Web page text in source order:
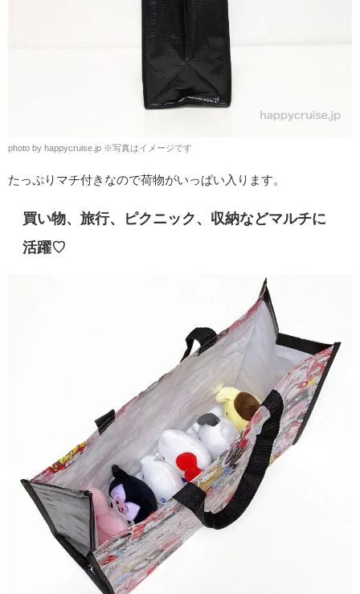
photo by happycruise.jp ※写真はイメージです
たっぷりマチ付きなので荷物がいっぱい入ります。
買い物、旅行、ピクニック、収納などマルチに
活躍♡